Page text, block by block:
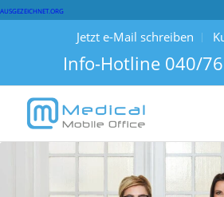
AUSGEZEICHNET.ORG
Jetzt e-Mail schreiben
Info-Hotline 040/